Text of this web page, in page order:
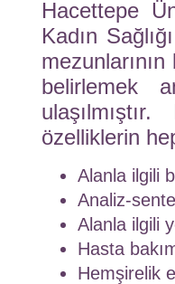
Hacettepe
Kadın
belirlemek
özelliklerin
Alanla ilgili
Analiz-
Alanla ilgili
Hasta
Hemşirelik